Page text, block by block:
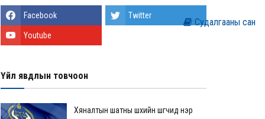
Facebook Twitter
Youtube
Үйл явдлын товчоон
Хяналтын шатны шүүхийн шүүгчид нэр
Судалгааны сан